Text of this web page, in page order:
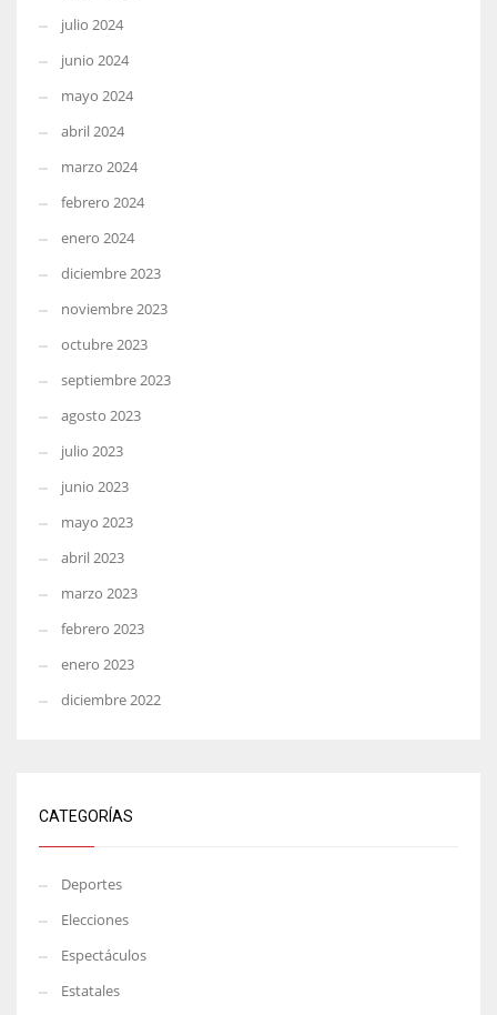
julio 2024
junio 2024
mayo 2024
abril 2024
marzo 2024
febrero 2024
enero 2024
diciembre 2023
noviembre 2023
octubre 2023
septiembre 2023
agosto 2023
julio 2023
junio 2023
mayo 2023
abril 2023
marzo 2023
febrero 2023
enero 2023
diciembre 2022
CATEGORÍAS
Deportes
Elecciones
Espectáculos
Estatales